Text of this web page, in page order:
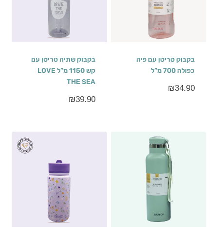
בקבוק טריטן עם פיה
כפולה 700 מ”ל
₪34.90
בקבוק שתיה טריטן עם
קש 1150 מ”ל LOVE
THE SEA
₪39.90